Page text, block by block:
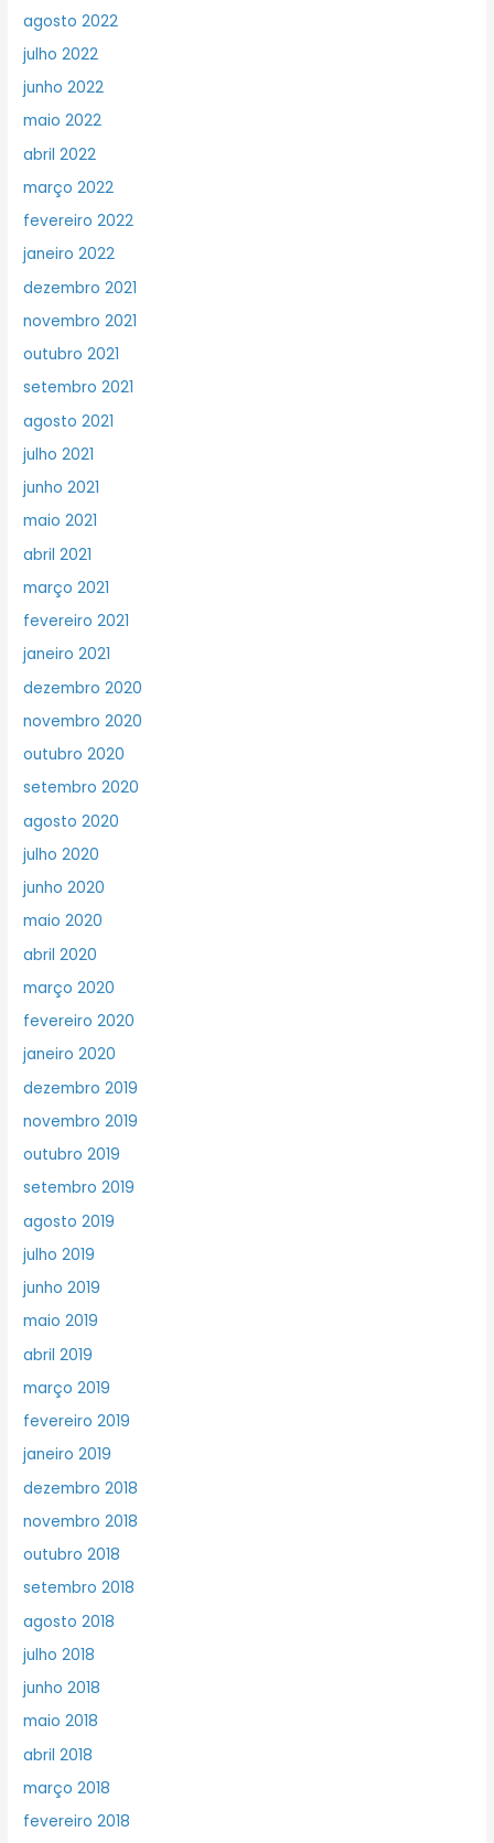
agosto 2022
julho 2022
junho 2022
maio 2022
abril 2022
março 2022
fevereiro 2022
janeiro 2022
dezembro 2021
novembro 2021
outubro 2021
setembro 2021
agosto 2021
julho 2021
junho 2021
maio 2021
abril 2021
março 2021
fevereiro 2021
janeiro 2021
dezembro 2020
novembro 2020
outubro 2020
setembro 2020
agosto 2020
julho 2020
junho 2020
maio 2020
abril 2020
março 2020
fevereiro 2020
janeiro 2020
dezembro 2019
novembro 2019
outubro 2019
setembro 2019
agosto 2019
julho 2019
junho 2019
maio 2019
abril 2019
março 2019
fevereiro 2019
janeiro 2019
dezembro 2018
novembro 2018
outubro 2018
setembro 2018
agosto 2018
julho 2018
junho 2018
maio 2018
abril 2018
março 2018
fevereiro 2018